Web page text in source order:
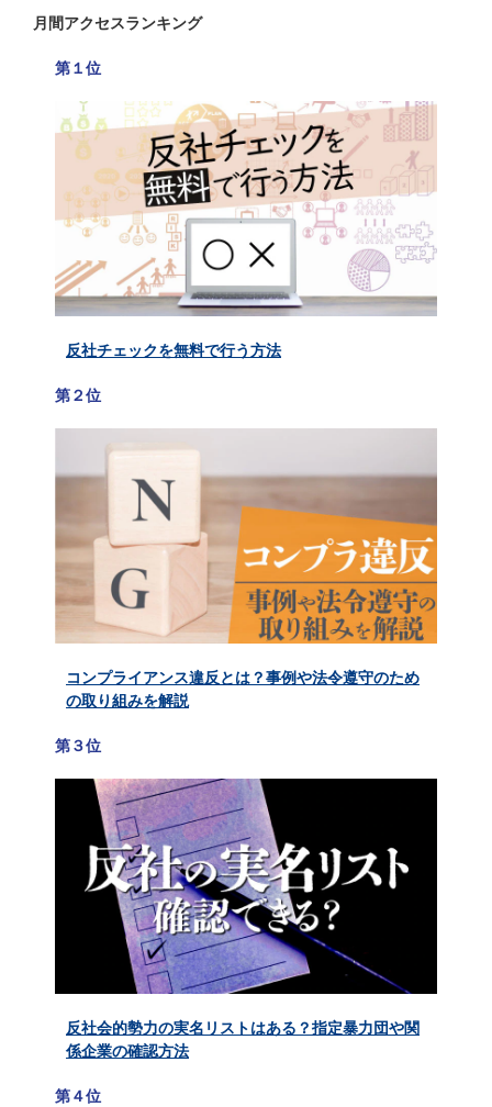
月間アクセスランキング
第１位
反社チェックを無料で行う方法
第２位
コンプライアンス違反とは？事例や法令遵守のため
の取り組みを解説
第３位
反社会的勢力の実名リストはある？指定暴力団や関
係企業の確認方法
第４位